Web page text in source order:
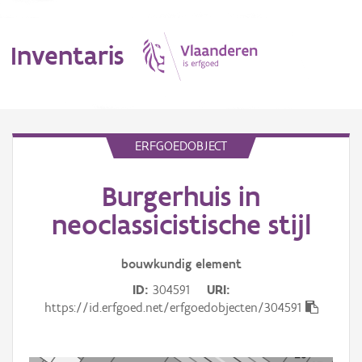
Inventaris
Aanduidingsobject
ERFGOEDOBJECT
Burgerhuis in
neoclassicistische stijl
bouwkundig element
ID 304591
URI
https://id.erfgoed.net/erfgoedobjecten/304591